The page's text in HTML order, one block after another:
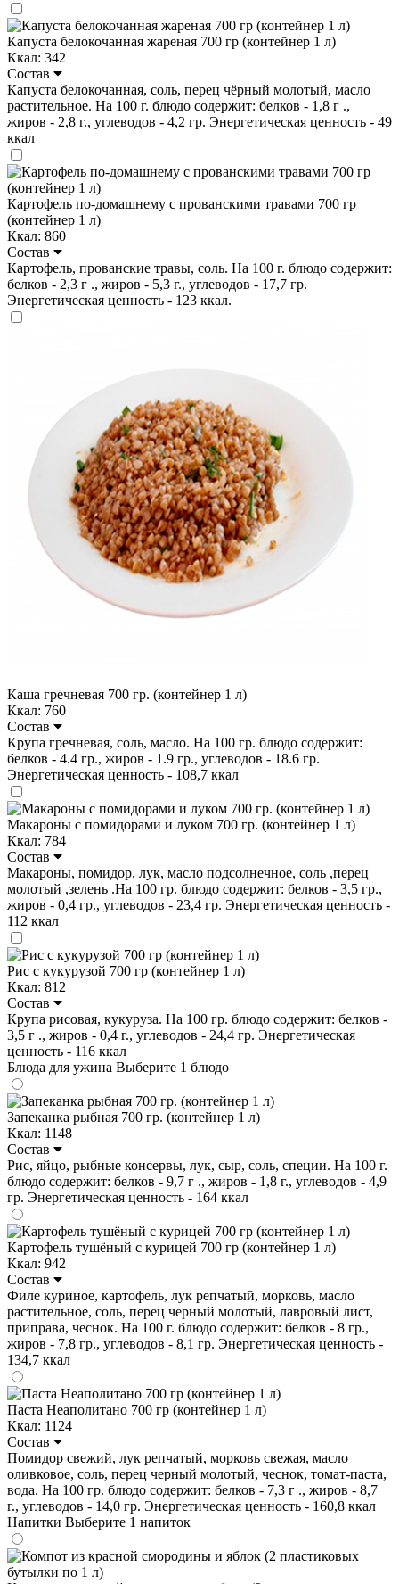
Капуста белокочанная жареная 700 гр (контейнер 1 л)
Ккал: 342
Состав
Капуста белокочанная, соль, перец чёрный молотый, масло
растительное. На 100 г. блюдо содержит: белков - 1,8 г .,
жиров - 2,8 г., углеводов - 4,2 гр. Энергетическая ценность - 49
ккал
Картофель по-домашнему с прованскими травами 700 гр
(контейнер 1 л)
Ккал: 860
Состав
Картофель, прованские травы, соль. На 100 г. блюдо содержит:
белков - 2,3 г ., жиров - 5,3 г., углеводов - 17,7 гр.
Энергетическая ценность - 123 ккал.
Каша гречневая 700 гр. (контейнер 1 л)
Ккал: 760
Состав
Крупа гречневая, соль, масло. На 100 гр. блюдо содержит:
белков - 4.4 гр., жиров - 1.9 гр., углеводов - 18.6 гр.
Энергетическая ценность - 108,7 ккал
Макароны с помидорами и луком 700 гр. (контейнер 1 л)
Ккал: 784
Состав
Макароны, помидор, лук, масло подсолнечное, соль ,перец
молотый ,зелень .На 100 гр. блюдо содержит: белков - 3,5 гр.,
жиров - 0,4 гр., углеводов - 23,4 гр. Энергетическая ценность -
112 ккал
Рис с кукурузой 700 гр (контейнер 1 л)
Ккал: 812
Состав
Крупа рисовая, кукуруза. На 100 гр. блюдо содержит: белков -
3,5 г ., жиров - 0,4 г., углеводов - 24,4 гр. Энергетическая
ценность - 116 ккал
Блюда для ужина Выберите 1 блюдо
Запеканка рыбная 700 гр. (контейнер 1 л)
Ккал: 1148
Состав
Рис, яйцо, рыбные консервы, лук, сыр, соль, специи. На 100 г.
блюдо содержит: белков - 9,7 г ., жиров - 1,8 г., углеводов - 4,9
гр. Энергетическая ценность - 164 ккал
Картофель тушёный с курицей 700 гр (контейнер 1 л)
Ккал: 942
Состав
Филе куриное, картофель, лук репчатый, морковь, масло
растительное, соль, перец черный молотый, лавровый лист,
приправа, чеснок. На 100 г. блюдо содержит: белков - 8 гр.,
жиров - 7,8 гр., углеводов - 8,1 гр. Энергетическая ценность -
134,7 ккал
Паста Неаполитано 700 гр (контейнер 1 л)
Ккал: 1124
Состав
Помидор свежий, лук репчатый, морковь свежая, масло
оливковое, соль, перец черный молотый, чеснок, томат-паста,
вода. На 100 гр. блюдо содержит: белков - 7,3 г ., жиров - 8,7
г., углеводов - 14,0 гр. Энергетическая ценность - 160,8 ккал
Напитки Выберите 1 напиток